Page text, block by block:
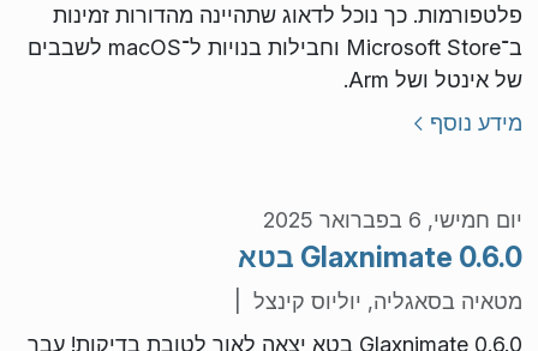
פלטפורמות. כך נוכל לדאוג שתהיינה מהדורות זמינות
ב־Microsoft Store וחבילות בנויות ל־macOS לשבבים
של אינטל ושל Arm.
מידע נוסף
יום חמישי, 6 בפברואר 2025
Glaxnimate 0.6.0 בטא
מטאיה בסאגליה, יוליוס קינצל |
Glaxnimate 0.6.0 בטא יצאה לאור לטובת בדיקות! עבר